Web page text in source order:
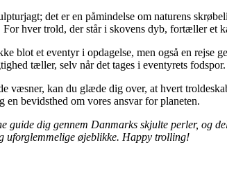
det er en påmindelse om naturens
hver trold, der står i skovens dyb, fortæller et
blot et eventyr i opdagelse, men også en
tæller, selv når det tages i eventyrets fodspor.
væsner, kan du glæde dig over, at hvert
bevidsthed om vores ansvar for planeten.
guide dig gennem Danmarks skjulte perler, og
uforglemmelige øjeblikke. Happy trolling!